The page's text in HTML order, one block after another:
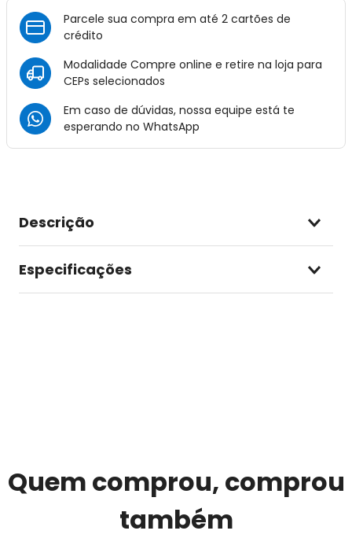
Parcele sua compra em até 2 cartões de
crédito
Modalidade Compre online e retire na loja para
CEPs selecionados
Em caso de dúvidas, nossa equipe está te
esperando no WhatsApp
Descrição
Especificações
Quem comprou, comprou
também